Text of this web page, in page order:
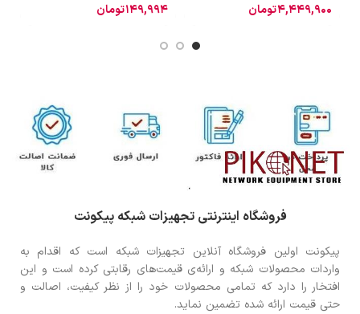
4,449,900تومان
149,994تومان
فروشگاه اینترنتی تجهیزات شبکه پیکونت
پیکونت اولین فروشگاه آنلاین تجهیزات شبکه است که اقدام به
واردات محصولات شبکه و ارائه‌ی قیمت‌های رقابتی کرده است و این
افتخار را دارد که تمامی محصولات خود را از نظر کیفیت، اصالت و
حتی قیمت ارائه شده تضمین نماید.